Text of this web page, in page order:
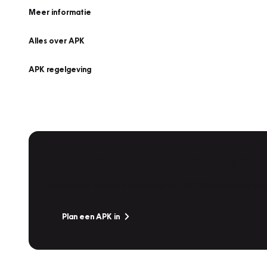
Meer informatie
Alles over APK
APK regelgeving
Plan een APK in